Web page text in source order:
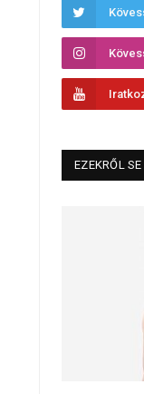
EZEKRŐL